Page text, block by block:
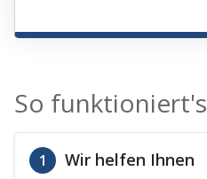
So funktioniert's
1 Wir helfen Ihnen